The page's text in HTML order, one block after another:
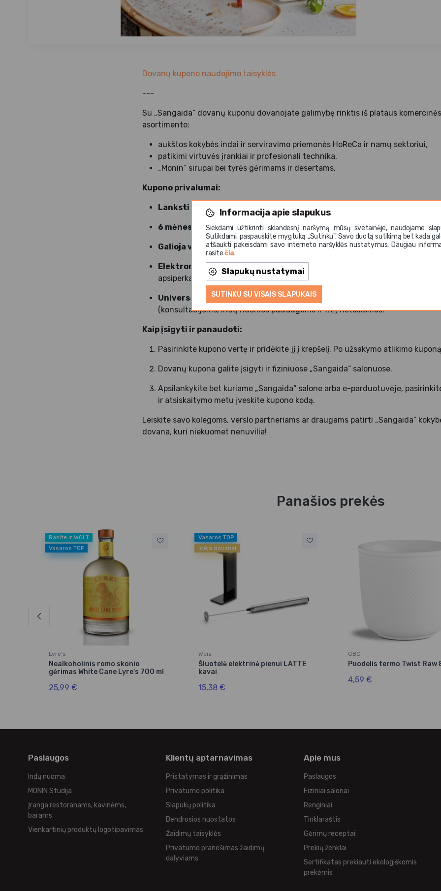
Informacija apie slapukus
Siekdami užtikrinti sklandesnį naršymą mūsų svetainėje, naudojame
Sutikdami, paspauskite mygtuką ,,Sutinku". Savo duotą sutikimą bet kada
atšaukti pakeisdami savo interneto naršyklės nustatymus. Daugiau
rasitečia.
Slapukų nustatymai
SUTINKU SU VISAIS SLAPUKAIS
Dovanų kupono naudojimo taisyklės
---
Su „Sangaida“ dovanų kuponu dovanojate galimybę rinktis iš plataus
asortimento:
aukštos kokybės indai ir serviravimo priemonės HoReCa ir namų sektoriui,
patikimi virtuvės įrankiai ir profesionali technika,
„Monin“ sirupai bei tyrės gėrimams ir desertams.
Kupono privalumai:
Lanksti vertė : pasirinkite norimą kupono sumą.
6 mėnesių galiojimas: kuponu galite pasinaudoti per 6 mėnesius nuo
Galioja visose „Sangaida“ parduotuvėse: tiek fizinėse salonuose, tiek
Elektroninis pristatymas
: PDF formatu atsiųsime el. paštu – tereiks
apsiperkant.
Universalus panaudojimas: kuponas galioja tik produktų įsigijimui;
(konsultacijoms, indų nuomos paslaugoms ir t.t.) netaikomas.
Kaip įsigyti ir panaudoti:
Pasirinkite kupono vertę ir pridėkite jį į krepšelį. Po užsakymo atlikimo
Dovanų kupona galite įsigyti ir fiziniuose „Sangaida“ salonuose.
Apsilankykite bet kuriame „Sangaida“ salone arba e-parduotuvėje,
ir atsiskaitymo metu įveskite kupono kodą.
Leiskite savo kolegoms, verslo partneriams ar draugams patirti „Sangaida“
dovana, kuri niekuomet nenuvilia!
Panašios prekės
Rasite ir WOLT
Vasaros TOP
Lyre's
Nealkoholinis romo skonio
gėrimas White Cane Lyre's 700 ml
25,99 €
Vasaros TOP
Idėja dovanai
Weis
Šluotelė elektrinė pienui LATTE
kavai
15,38 €
GBG
Puodelis termo Twist Raw
4,59 €
Paslaugos
Indų nuoma
MONIN Studija
Įranga restoranams, kavinėms,
barams
Vienkartinių produktų logotipavimas
Klientų aptarnavimas
Pristatymas ir grąžinimas
Privatumo politika
Slapukų politika
Bendrosios nuostatos
Žaidimų taisyklės
Privatumo pranešimas žaidimų
dalyviams
Apie mus
Paslaugos
Fiziniai salonai
Renginiai
Tinklaraštis
Gėrimų receptai
Prekių ženklai
Sertifikatas prekiauti ekologiškomis
prekėmis